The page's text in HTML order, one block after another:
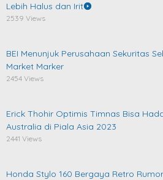
Lebih Halus dan Irit
2539 Views
BEI Menunjuk Perusahaan Sekuritas
Market Marker
2454 Views
Erick Thohir Optimis Timnas Bisa
Australia di Piala Asia 2023
2441 Views
Honda Stylo 160 Bergaya Retro